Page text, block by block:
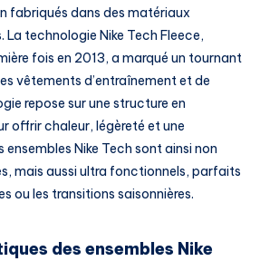
fabriqués dans des matériaux
technologie Nike Tech Fleece,
fois en 2013, a marqué un tournant
vêtements d’entraînement et de
repose sur une structure en
offrir chaleur, légèreté et une
ensembles Nike Tech sont ainsi non
mais aussi ultra fonctionnels, parfaits
ou les transitions saisonnières.
des ensembles Nike